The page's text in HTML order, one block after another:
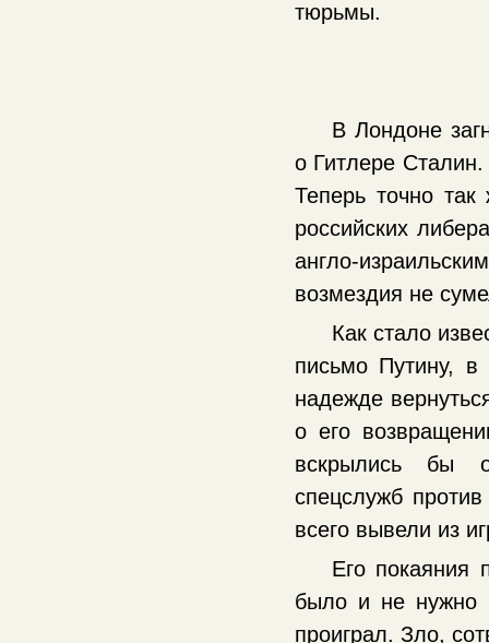
тюрьмы.
В Лондоне
о Гитлере
Теперь точно
российских
англо-
возмездия не
Как стало
письмо Путину,
надежде
о его
вскрылись бы
спецслужб
всего вывели из
Его покаяния
было и не нужно
проиграл. Зло,